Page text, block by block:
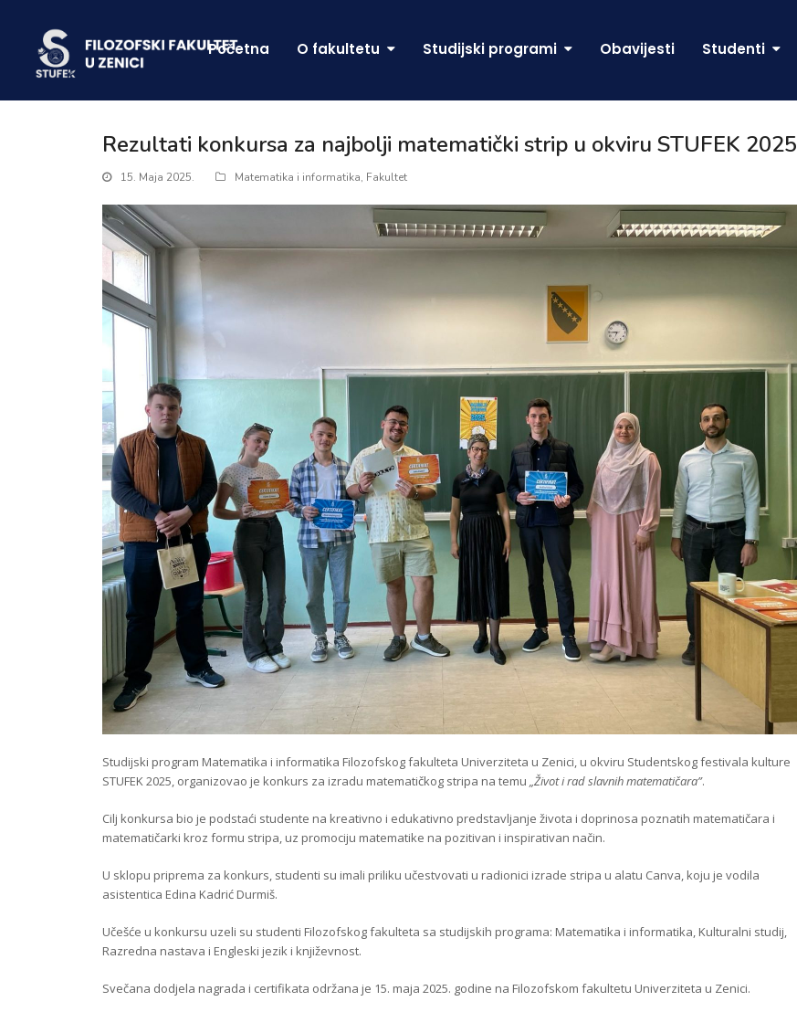
Početna O fakultetu Studijski programi Obavijesti Studenti
Rezultati konkursa za najbolji matematički strip u okviru STUFEK 2025
15. Maja 2025. Matematika i informatika, Fakultet
Studijski program Matematika i informatika Filozofskog fakulteta Univerziteta u Zenici, u okviru Studentskog festivala kulture
STUFEK 2025, organizovao je konkurs za izradu matematičkog stripa na temu „Život i rad slavnih matematičara”.
Cilj konkursa bio je podstaći studente na kreativno i edukativno predstavljanje života i doprinosa poznatih matematičara i
matematičarki kroz formu stripa, uz promociju matematike na pozitivan i inspirativan način.
U sklopu priprema za konkurs, studenti su imali priliku učestvovati u radionici izrade stripa u alatu Canva, koju je vodila
asistentica Edina Kadrić Durmiš.
Učešće u konkursu uzeli su studenti Filozofskog fakulteta sa studijskih programa: Matematika i informatika, Kulturalni studij,
Razredna nastava i Engleski jezik i književnost.
Svečana dodjela nagrada i certifikata održana je 15. maja 2025. godine na Filozofskom fakultetu Univerziteta u Zenici.